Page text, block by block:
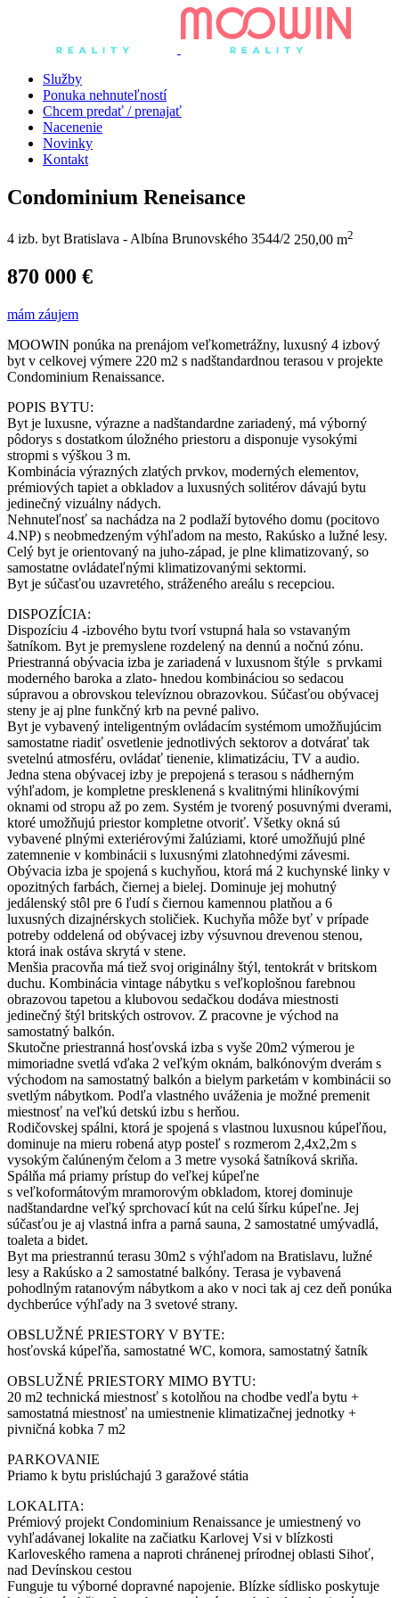
Služby
Ponuka nehnuteľností
Chcem predať / prenajať
Nacenenie
Novinky
Kontakt
Condominium Reneisance
4 izb. byt Bratislava - Albína Brunovského 3544/2 250,00 m2
870 000 €
mám záujem
MOOWIN ponúka na prenájom veľkometrážny, luxusný 4 izbový
byt v celkovej výmere 220 m2 s nadštandardnou terasou v projekte
Condominium Renaissance.
POPIS BYTU:
Byt je luxusne, výrazne a nadštandardne zariadený, má výborný
pôdorys s dostatkom úložného priestoru a disponuje vysokými
stropmi s výškou 3 m.
Kombinácia výrazných zlatých prvkov, moderných elementov,
prémiových tapiet a obkladov a luxusných solitérov dávajú bytu
jedinečný vizuálny nádych.
Nehnuteľnosť sa nachádza na 2 podlaží bytového domu (pocitovo
4.NP) s neobmedzeným výhľadom na mesto, Rakúsko a lužné lesy.
Celý byt je orientovaný na juho-západ, je plne klimatizovaný, so
samostatne ovládateľnými klimatizovanými sektormi.
Byt je súčasťou uzavretého, stráženého areálu s recepciou.
DISPOZÍCIA:
Dispozíciu 4 -izbového bytu tvorí vstupná hala so vstavaným
šatníkom. Byt je premyslene rozdelený na dennú a nočnú zónu.
Priestranná obývacia izba je zariadená v luxusnom štýle s prvkami
moderného baroka a zlato- hnedou kombináciou so sedacou
súpravou a obrovskou televíznou obrazovkou. Súčasťou obývacej
steny je aj plne funkčný krb na pevné palivo.
Byt je vybavený inteligentným ovládacím systémom umožňujúcim
samostatne riadiť osvetlenie jednotlivých sektorov a dotvárať tak
svetelnú atmosféru, ovládať tienenie, klimatizáciu, TV a audio.
Jedna stena obývacej izby je prepojená s terasou s nádherným
výhľadom, je kompletne presklenená s kvalitnými hliníkovými
oknami od stropu až po zem. Systém je tvorený posuvnými dverami,
ktoré umožňujú priestor kompletne otvoriť. Všetky okná sú
vybavené plnými exteriérovými žalúziami, ktoré umožňujú plné
zatemnenie v kombinácii s luxusnými zlatohnedými závesmi.
Obývacia izba je spojená s kuchyňou, ktorá má 2 kuchynské linky v
opozitných farbách, čiernej a bielej. Dominuje jej mohutný
jedálenský stôl pre 6 ľudí s čiernou kamennou platňou a 6
luxusných dizajnérskych stoličiek. Kuchyňa môže byť v prípade
potreby oddelená od obývacej izby výsuvnou drevenou stenou,
ktorá inak ostáva skrytá v stene.
Menšia pracovňa má tiež svoj originálny štýl, tentokrát v britskom
duchu. Kombinácia vintage nábytku s veľkoplošnou farebnou
obrazovou tapetou a klubovou sedačkou dodáva miestnosti
jedinečný štýl britských ostrovov. Z pracovne je východ na
samostatný balkón.
Skutočne priestranná hosťovská izba s vyše 20m2 výmerou je
mimoriadne svetlá vďaka 2 veľkým oknám, balkónovým dverám s
východom na samostatný balkón a bielym parketám v kombinácii so
svetlým nábytkom. Podľa vlastného uváženia je možné premenit
miestnosť na veľkú detskú izbu s herňou.
Rodičovskej spálni, ktorá je spojená s vlastnou luxusnou kúpeľňou,
dominuje na mieru robená atyp posteľ s rozmerom 2,4x2,2m s
vysokým čalúneným čelom a 3 metre vysoká šatníková skriňa.
Spálňa má priamy prístup do veľkej kúpeľne
s veľkoformátovým mramorovým obkladom, ktorej dominuje
nadštandardne veľký sprchovací kút na celú šírku kúpeľne. Jej
súčasťou je aj vlastná infra a parná sauna, 2 samostatné umývadlá,
toaleta a bidet.
Byt ma priestrannú terasu 30m2 s výhľadom na Bratislavu, lužné
lesy a Rakúsko a 2 samostatné balkóny. Terasa je vybavená
pohodlným ratanovým nábytkom a ako v noci tak aj cez deň ponúka
dychberúce výhľady na 3 svetové strany.
OBSLUŽNÉ PRIESTORY V BYTE:
hosťovská kúpeľňa, samostatné WC, komora, samostatný šatník
OBSLUŽNÉ PRIESTORY MIMO BYTU:
20 m2 technická miestnosť s kotolňou na chodbe vedľa bytu +
samostatná miestnosť na umiestnenie klimatizačnej jednotky +
pivničná kobka 7 m2
PARKOVANIE
Priamo k bytu prislúchajú 3 garažové státia
LOKALITA:
Prémiový projekt Condominium Renaissance je umiestnený vo
vyhľadávanej lokalite na začiatku Karlovej Vsi v blízkosti
Karloveského ramena a naproti chránenej prírodnej oblasti Sihoť,
nad Devínskou cestou
Funguje tu výborné dopravné napojenie. Blízke sídlisko poskytuje